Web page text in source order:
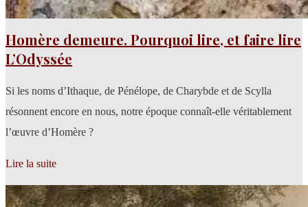
Homère demeure. Pourquoi lire, et faire lire
L’Odyssée
Si les noms d’Ithaque, de Pénélope, de Charybde et de Scylla
résonnent encore en nous, notre époque connaît-elle véritablement
l’œuvre d’Homère ?
Lire la suite